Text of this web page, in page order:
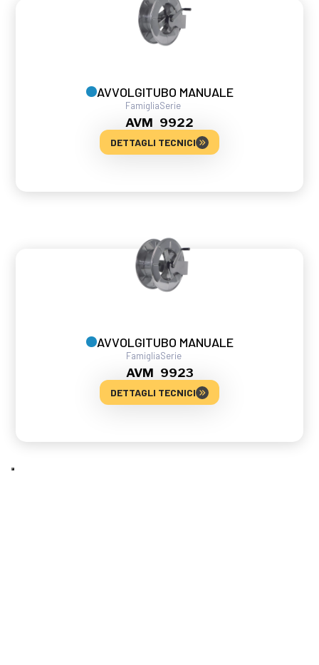
AVVOLGITUBO MANUALE
Famiglia
AVM
Serie
9922
DETTAGLI TECNICI
AVVOLGITUBO MANUALE
Famiglia
AVM
Serie
9923
DETTAGLI TECNICI